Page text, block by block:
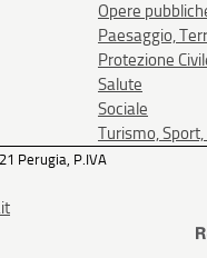
Opere
Paesaggio,
Protezione
Salute
Sociale
Turismo, Sport,
Perugia, P.IVA